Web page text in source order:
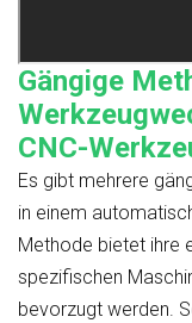
Gängige
CNC-
Es gibt mehrere
in einem
Methode bietet ihre
spezifischen
bevorzugt werden.